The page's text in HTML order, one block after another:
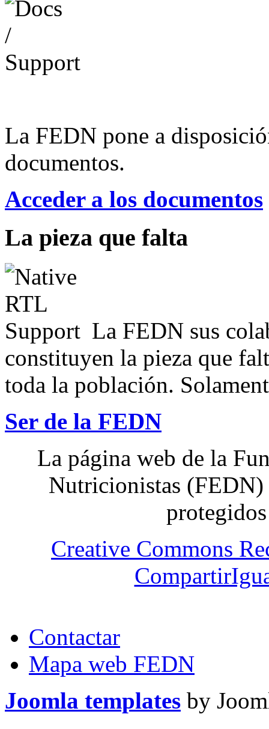
La FEDN pone a
documentos.
Acceder a los documentos
La pieza que falta
La FEDN sus
constituyen la pieza que
toda la población.
Ser de la FEDN
La página web de la
Nutricionistas (FEDN)
Creative Commons
Contactar
Mapa web FEDN
Joomla templates by